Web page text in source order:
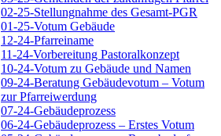
02-25-Stellungnahme des Gesamt-PGR
01-25-Votum Gebäude
12-24-Pfarreiname
11-24-Vorbereitung Pastoralkonzept
10-24-Votum zu Gebäude und Namen
09-24-Beratung Gebäudevotum – Votum
zur Pfarreiwerdung
07-24-Gebäudeprozess
06-24-Gebäudeprozess – Erstes Votum